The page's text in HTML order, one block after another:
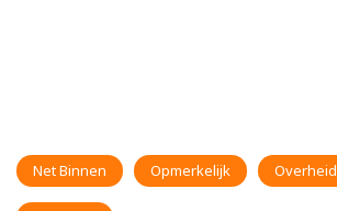
Net Binnen Opmerkelijk Overheid